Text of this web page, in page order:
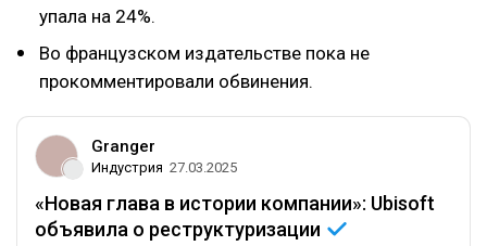
упала на 24%.
Во французском издательстве пока не
прокомментировали обвинения.
Granger
Индустрия 27.03.2025
«Новая глава в истории компании»: Ubisoft
объявила о реструктуризации